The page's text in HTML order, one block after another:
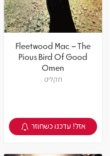
Fleetwood Mac – The
Pious Bird Of Good
Omen
תקליט
צפיה במוצר
אזל! עדכנו כשחוזר